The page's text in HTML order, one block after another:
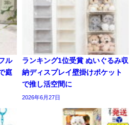
ル
庭
ランキング1位受賞 ぬいぐるみ収
納ディスプレイ壁掛けポケット
で推し活空間に
2026年6月27日